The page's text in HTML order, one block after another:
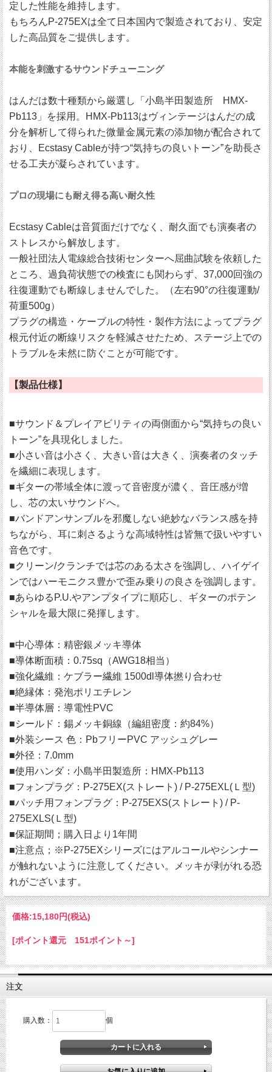
定した性能を維持します。
もちろんP-275EXは全て日本国内で製造されており、安定
した高品質をご提供します。
本能を刺激するサウンドチューニング
はんだは数十種類から厳選し「小島半田製造所 HMX-
Pb113」を採用。HMX-Pb113はヴィンテージはんだの成
分を解析して得られた微量金属元素の添加物が配合されて
おり、Ecstasy Cableが持つ“気持ちの良いトーン”を助長さ
せる工夫が凝らされています。
プロの現場にも耐え得る高い耐久性
Ecstasy Cableは音質面だけでなく、耐久面でも演奏者の
ストレスから解放します。
一般社団法人電線総合技術センターへ屈曲試験を依頼した
ところ、過負荷状態での検査にも関わらず、37,000回強の
往復運動でも断線しませんでした。（左右90°の往復運動/
荷重500g）
プラグの構造・ケーブルの特性・製作方法によってプラグ
根元付近の断線リスクを軽減させたため、ステージ上での
トラブルを未然に防ぐことが可能です。
【製品仕様】
■サウンド＆プレイアビリティの両側面から“気持ちの良い
トーン”を具現化しました。
■小さい音は小さく、大きい音は大きく、演奏者のタッチ
を繊細に表現します。
■ギターの帯域全体に渡って音密度が濃く、音圧感が増
し、芯の太いサウンドへ。
■バンドアンサンブルを邪魔しない絶妙なバランス感を持
ちながら、耳に刺さるような高域特性は皆無で扱いやすい
音色です。
■クリーン/クランチでは芯のある太さを強調し、ハイゲイ
ンではハーモニクス豊かで歪み乗りの良さを強調します。
■あらゆるP.U.やアンプタイプに順応し、ギターのポテン
シャルを最大限に発揮します。
■中心導体：精密銀メッキ導体
■導体断面積：0.75sq（AWG18相当）
■強化繊維：ケブラー繊維 1500dl導体撚り合わせ
■絶縁体：発泡ポリエチレン
■半導体層：導電性PVC
■シールド：錫メッキ銅線（編組密度：約84%）
■外装シース 色：PbフリーPVC アッシュグレー
■外径：7.0mm
■使用ハンダ：小島半田製造所：HMX-Pb113
■フォンプラグ：P-275EX(ストレート) / P-275EXL(Ｌ型)
■パッチ用フォンプラグ：P-275EXS(ストレート) / P-
275EXLS(Ｌ型)
■保証期間；購入日より1年間
■注意点；※P-275EXシリーズにはアルコールやシンナー
が触れないように注意してください。メッキが剥がれる恐
れがございます。
価格:15,180円(税込)
[ポイント還元 151ポイント～]
注文
購入数： 個